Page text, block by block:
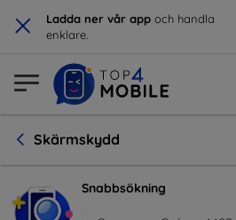
× Ladda ner vår app och handla
enklare.
Skärmskydd
Snabbsökning